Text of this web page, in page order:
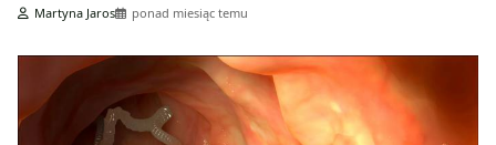
Martyna Jaros ponad miesiąc temu